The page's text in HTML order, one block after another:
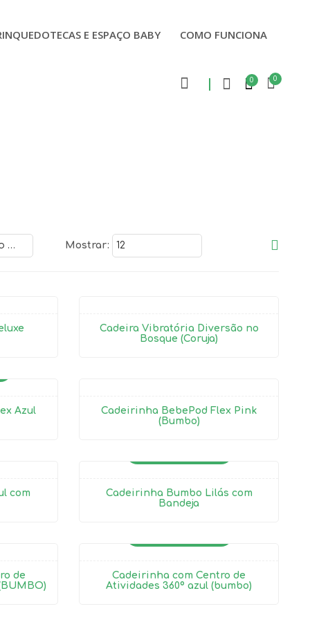
E ESPAÇO BABY COMO FUNCIONA
0 0
Mostrar:
Cadeira Vibratória Diversão no
Bosque (Coruja)
Azul
Cadeirinha BebePod Flex Pink
(Bumbo)
com
Cadeirinha Bumbo Lilás com
Bandeja
de
Cadeirinha com Centro de
Atividades 360º azul (bumbo)